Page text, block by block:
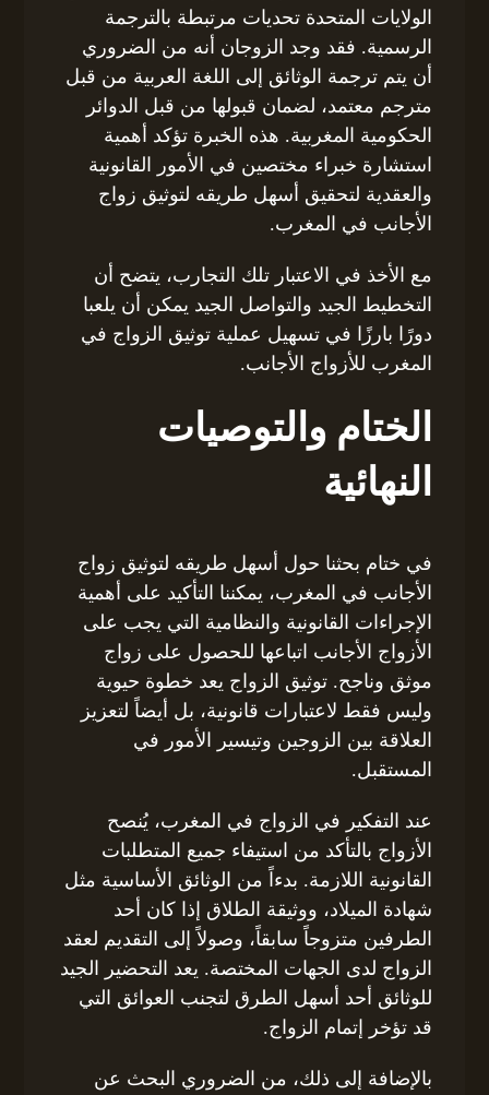
الولايات المتحدة تحديات مرتبطة بالترجمة
الرسمية. فقد وجد الزوجان أنه من الضروري
أن يتم ترجمة الوثائق إلى اللغة العربية من قبل
مترجم معتمد، لضمان قبولها من قبل الدوائر
الحكومية المغربية. هذه الخبرة تؤكد أهمية
استشارة خبراء مختصين في الأمور القانونية
والعقدية لتحقيق أسهل طريقه لتوثيق زواج
الأجانب في المغرب.
مع الأخذ في الاعتبار تلك التجارب، يتضح أن
التخطيط الجيد والتواصل الجيد يمكن أن يلعبا
دورًا بارزًا في تسهيل عملية توثيق الزواج في
المغرب للأزواج الأجانب.
الختام والتوصيات
النهائية
في ختام بحثنا حول أسهل طريقه لتوثيق زواج
الأجانب في المغرب، يمكننا التأكيد على أهمية
الإجراءات القانونية والنظامية التي يجب على
الأزواج الأجانب اتباعها للحصول على زواج
موثق وناجح. توثيق الزواج يعد خطوة حيوية
وليس فقط لاعتبارات قانونية، بل أيضاً لتعزيز
العلاقة بين الزوجين وتيسير الأمور في
المستقبل.
عند التفكير في الزواج في المغرب، يُنصح
الأزواج بالتأكد من استيفاء جميع المتطلبات
القانونية اللازمة. بدءاً من الوثائق الأساسية مثل
شهادة الميلاد، ووثيقة الطلاق إذا كان أحد
الطرفين متزوجاً سابقاً، وصولاً إلى التقديم لعقد
الزواج لدى الجهات المختصة. يعد التحضير الجيد
للوثائق أحد أسهل الطرق لتجنب العوائق التي
قد تؤخر إتمام الزواج.
بالإضافة إلى ذلك، من الضروري البحث عن